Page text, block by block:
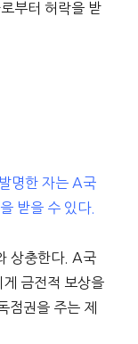
부터 허락을 받
명한 자는 A국
받을 수 있다.
상충한다. A국
금전적 보상을
점권을 주는 제